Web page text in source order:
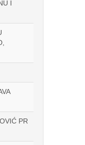
I
PR